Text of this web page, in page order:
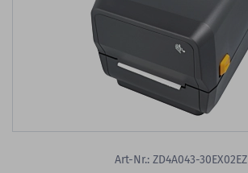
Art-Nr.: ZD4A043-30EX02EZ